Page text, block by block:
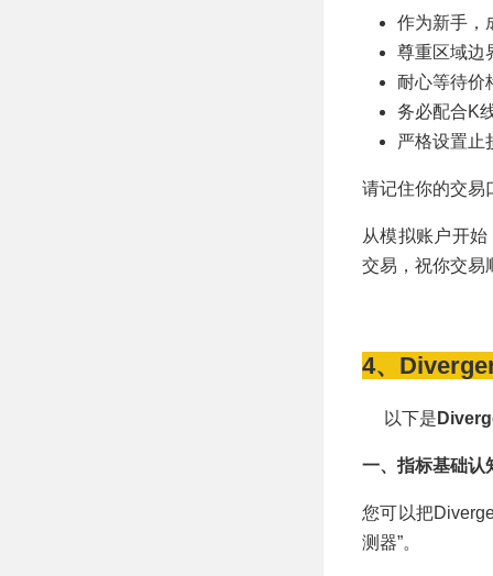
作为新手，
尊重区域边
耐心等待价
务必配合K
严格设置止
请记住你的交易
从模拟账户开
交易，祝你交易
4、
以下是
一、指标基础认
您可以把
测器”。